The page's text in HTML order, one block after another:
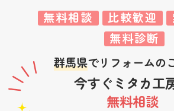
無料相談 比較歓迎
無料診断
群馬県でリフォームの
今すぐミタカ工
無料相談